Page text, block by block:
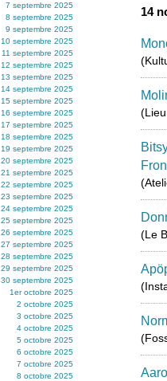
7 septembre 2025
8 septembre 2025
9 septembre 2025
10 septembre 2025
11 septembre 2025
12 septembre 2025
13 septembre 2025
14 septembre 2025
15 septembre 2025
16 septembre 2025
17 septembre 2025
18 septembre 2025
19 septembre 2025
20 septembre 2025
21 septembre 2025
22 septembre 2025
23 septembre 2025
24 septembre 2025
25 septembre 2025
26 septembre 2025
27 septembre 2025
28 septembre 2025
29 septembre 2025
30 septembre 2025
1er octobre 2025
2 octobre 2025
3 octobre 2025
4 octobre 2025
5 octobre 2025
6 octobre 2025
7 octobre 2025
8 octobre 2025
14
(Le